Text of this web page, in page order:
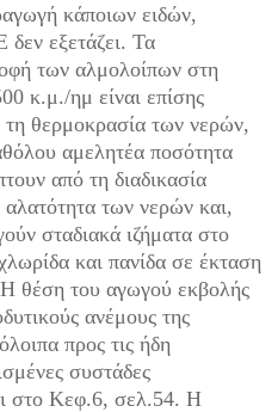
κάποιων ειδών,
εξετάζει. Τα
των αλμολοίπων στη
κ.μ./ημ είναι επίσης
θερμοκρασία των νερών,
αμελητέα ποσότητα
από τη διαδικασία
των νερών και,
σταδιακά ιζήματα στο
και πανίδα σε έκταση
θέση του αγωγού εκβολής
ανέμους της
προς τις ήδη
συστάδες
στο Κεφ.6, σελ.54. Η